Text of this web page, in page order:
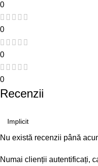
0
0
0
0
Recenzii
Nu există recenzii până
Numai clienții autentificați,